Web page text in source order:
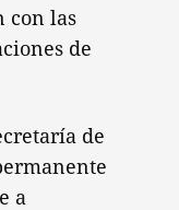
con las
de
de
a